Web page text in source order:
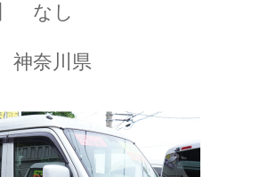
】 なし
神奈川県